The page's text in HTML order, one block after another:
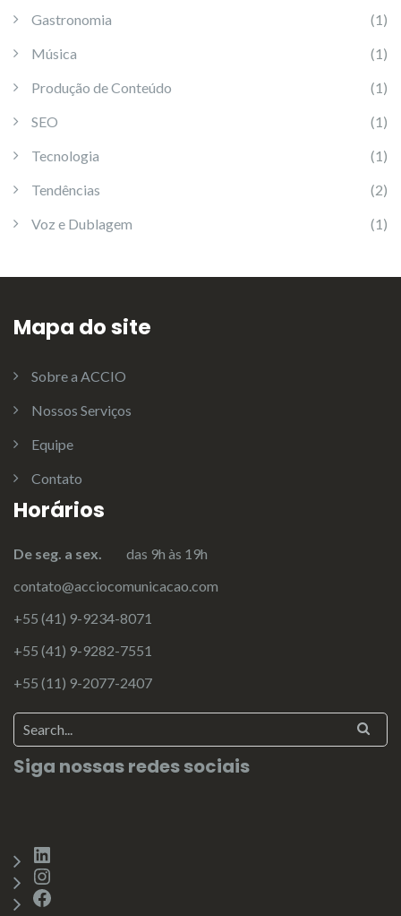
Gastronomia
(1)
Música
(1)
Produção de Conteúdo
(1)
SEO
(1)
Tecnologia
(1)
Tendências
(2)
Voz e Dublagem
(1)
Mapa do site
Sobre a ACCIO
Nossos Serviços
Equipe
Contato
Horários
De seg. a sex. das 9h às 19h
contato@acciocomunicacao.com
+55 (41) 9-9234-8071
+55 (41) 9-9282-7551
+55 (11) 9-2077-2407
Siga nossas redes sociais
LinkedIn
Instagram